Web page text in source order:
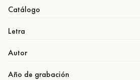
Catálogo
Letra
Autor
Año de grabación